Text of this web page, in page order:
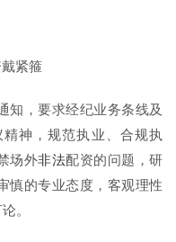
紧箍
知，要求经纪业务条线及
神，规范执业、合规执
场外非法配资的问题，研
慎的专业态度，客观理性
。